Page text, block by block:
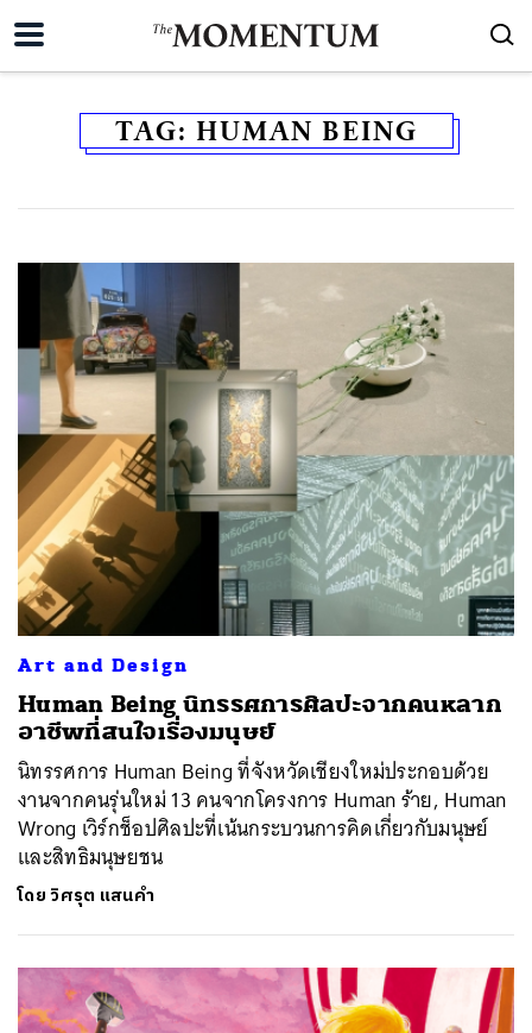
TAG: HUMAN BEING
Art and Design
Human Being นิทรรศการศิลปะจากคนหลาก
อาชีพที่สนใจเรื่องมนุษย์
นิทรรศการ Human Being ที่จังหวัดเชียงใหม่ประกอบด้วย
งานจากคนรุ่นใหม่ 13 คนจากโครงการ Human ร้าย, Human
Wrong เวิร์กช็อปศิลปะที่เน้นกระบวนการคิดเกี่ยวกับมนุษย์
และสิทธิมนุษยชน
โดยวิศรุต แสนคำ
ค้นหา
SHARE TWEET LINE EMAIL